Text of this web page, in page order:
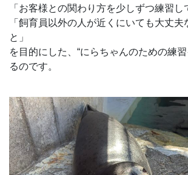
「お客様との関わり方を少しずつ練習し
「飼育員以外の人が近くにいても大丈夫
と」
を目的にした、“にらちゃんのための練
るのです。